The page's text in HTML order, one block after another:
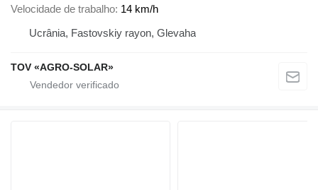
Velocidade de trabalho 14 km/h
Ucrânia, Fastovskiy rayon, Glevaha
TOV «AGRO-SOLAR»